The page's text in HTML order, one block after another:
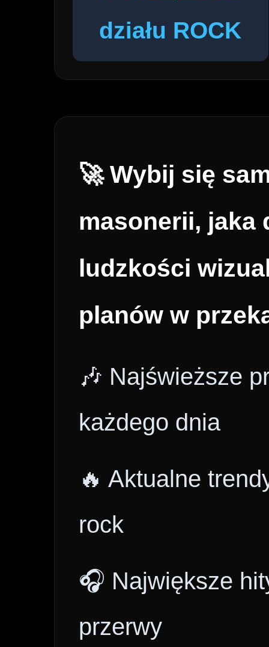
działu ROCK
🚀 Wybij się
masonerii, jaka
ludzkości
planów w
🎶 Najświeższe
każdego dnia
🔥 Aktualne
rock
🎧 Największe
przerwy